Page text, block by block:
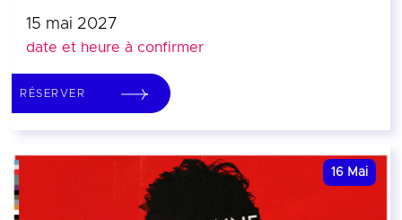
15 mai 2027
date et heure à confirmer
RÉSERVER
16 Mai